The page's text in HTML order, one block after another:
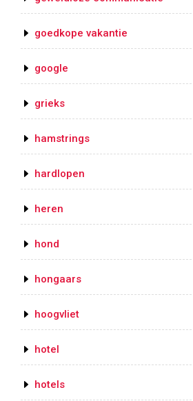
goedkope vakantie
google
grieks
hamstrings
hardlopen
heren
hond
hongaars
hoogvliet
hotel
hotels